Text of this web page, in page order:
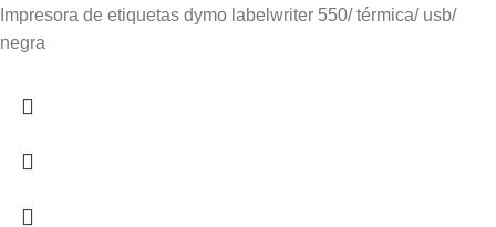
Impresora de etiquetas dymo labelwriter 550/ térmica/ usb/
negra